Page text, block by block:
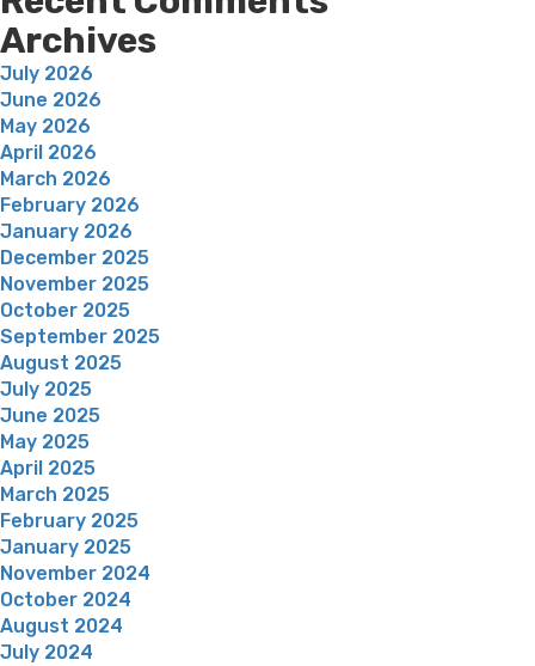
Archives
July 2026
June 2026
May 2026
April 2026
March 2026
February 2026
January 2026
December 2025
November 2025
October 2025
September 2025
August 2025
July 2025
June 2025
May 2025
April 2025
March 2025
February 2025
January 2025
November 2024
October 2024
August 2024
July 2024